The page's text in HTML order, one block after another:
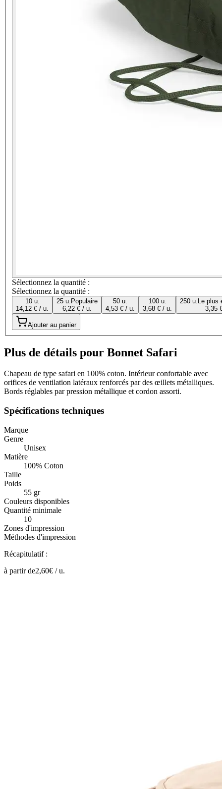
Sélectionnez la quantité :
Sélectionnez la quantité :
10 u.
14,12 € / u.
25 u. Populaire
6,22 € / u.
50 u.
4,53 € / u.
100 u.
3,68 € / u.
250 u. Le plus
3,35
Ajouter au panier
Plus de détails pour Bonnet Safari
Chapeau de type safari en 100% coton. Intérieur confortable avec
orifices de ventilation latéraux renforcés par des œillets métalliques.
Bords réglables par pression métallique et cordon assorti.
Spécifications techniques
Marque
Genre
Unisex
Matière
100% Coton
Taille
Poids
55 gr
Couleurs disponibles
Quantité minimale
10
Zones d'impression
Méthodes d'impression
Récapitulatif :
à partir de2,60€ /u.